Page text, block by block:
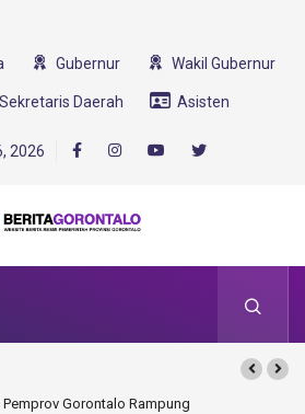
Gubernur Wakil Gubernur
Sekretaris Daerah Asisten
2026
SMA Unggul Garuda Transformasi 2025